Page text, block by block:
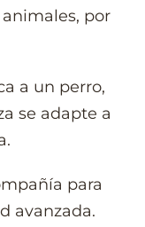
por
a un perro,
se adapte a
para
avanzada.